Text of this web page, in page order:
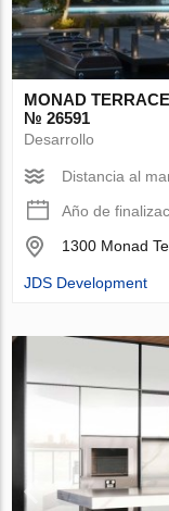
MONAD
№ 26591
Desarrollo
Distancia al
Año de
1300 Monad
JDS Development